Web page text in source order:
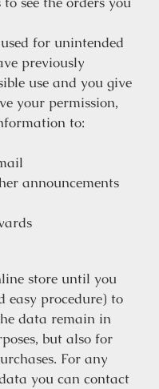
for unintended
previously
use and you give
your permission,
to:
announcements
store until you
easy procedure) to
data remain in
but also for
For any
you can contact